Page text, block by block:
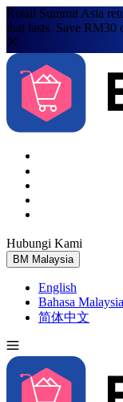
Retail Summit Asia
that lasts. Save
Hubungi Kami
BM Malaysia
English
Bahasa Malaysia
简体中文